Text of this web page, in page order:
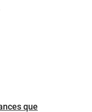
que